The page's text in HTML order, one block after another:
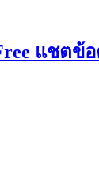
แชต